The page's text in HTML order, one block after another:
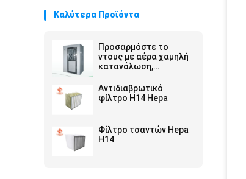
Καλύτερα Προϊόντα
Προσαρμόστε το
ντους με αέρα χαμηλή
κατανάλωση,
ενέργειας και εύκολη
συντήρηση
Αντιδιαβρωτικό
φίλτρο H14 Hepa
Φίλτρο τσαντών Hepa
H14